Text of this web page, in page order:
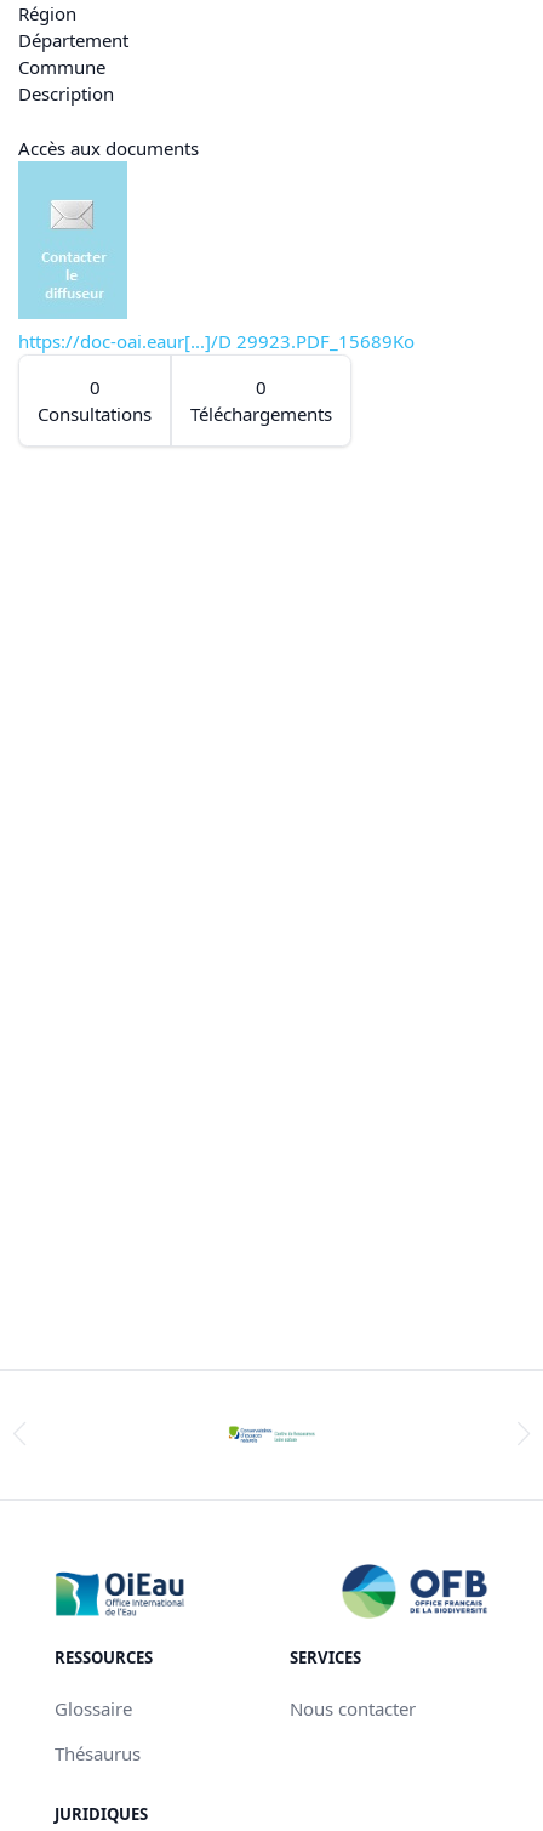
Région
Département
Commune
Description
Accès aux documents
https://doc-oai.eaur[...]/D 29923.PDF_15689Ko
0
Consultations
0
Téléchargements
RESSOURCES
Glossaire
Thésaurus
SERVICES
Nous contacter
JURIDIQUES